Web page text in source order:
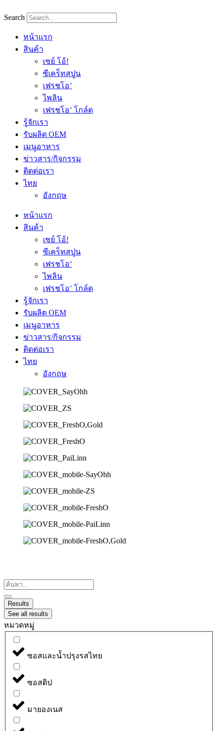
to
Search
หน้าแรก
สินค้า
เซย์ โอ้!
ซีเคร็ทสปูน
เฟรชโอ’
ไพลิน
เฟรชโอ’ โกล์ด
รู้จักเรา
รับผลิต OEM
เมนูอาหาร
ข่าวสาร/กิจกรรม
ติดต่อเรา
ไทย
อังกฤษ
หน้าแรก
สินค้า
เซย์ โอ้!
ซีเคร็ทสปูน
เฟรชโอ’
ไพลิน
เฟรชโอ’ โกล์ด
รู้จักเรา
รับผลิต OEM
เมนูอาหาร
ข่าวสาร/กิจกรรม
ติดต่อเรา
ไทย
อังกฤษ
Search
...
Results
See all results
หมวดหมู่
ซอสและน้ำปรุงรสไทย
ซอสดิป
มายองเนส